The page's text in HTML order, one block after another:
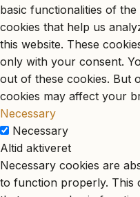
basic functionalities of
cookies that help us
this website. These
only with your consent.
out of these cookies. But
cookies may affect your
Necessary
Necessary
Altid aktiveret
Necessary cookies are
to function properly. This